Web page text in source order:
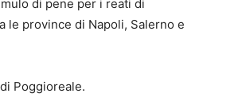
di pene per i reati di
le province di Napoli, Salerno e
Poggioreale.